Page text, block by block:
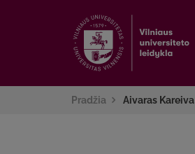
Pradžia Aivaras Kareiva